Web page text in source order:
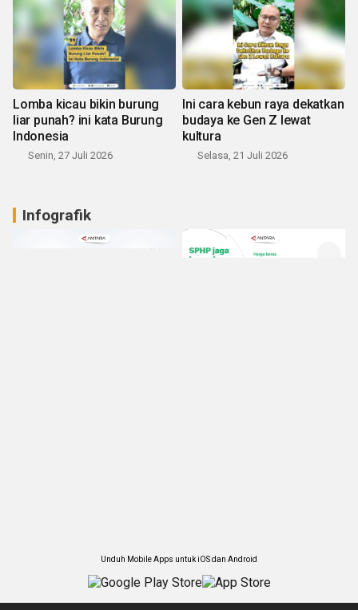
Lomba kicau bikin burung
liar punah? ini kata Burung
Indonesia
Senin, 27 Juli 2026
Ini cara kebun raya dekatkan
budaya ke Gen Z lewat
kultura
Selasa, 21 Juli 2026
Infografik
Unduh Mobile Apps untuk iOS dan Android